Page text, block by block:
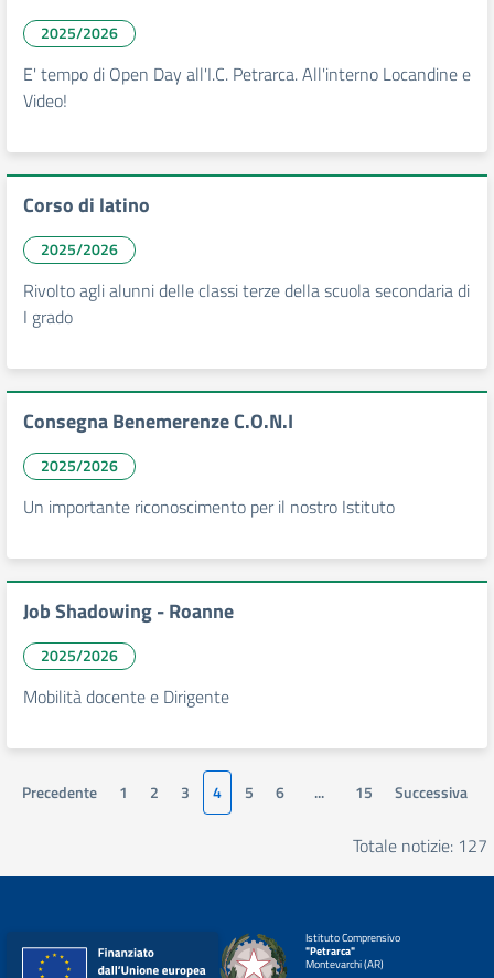
2025/2026
E' tempo di Open Day all'I.C. Petrarca. All'interno Locandine e
Video!
Corso di latino
2025/2026
Rivolto agli alunni delle classi terze della scuola secondaria di
I grado
Consegna Benemerenze C.O.N.I
2025/2026
Un importante riconoscimento per il nostro Istituto
Job Shadowing - Roanne
2025/2026
Mobilità docente e Dirigente
Precedente 1 2 3 4 5 6 ... 15 Successiva
Totale notizie: 127
Istituto Comprensivo
"Petrarca"
Montevarchi (AR)